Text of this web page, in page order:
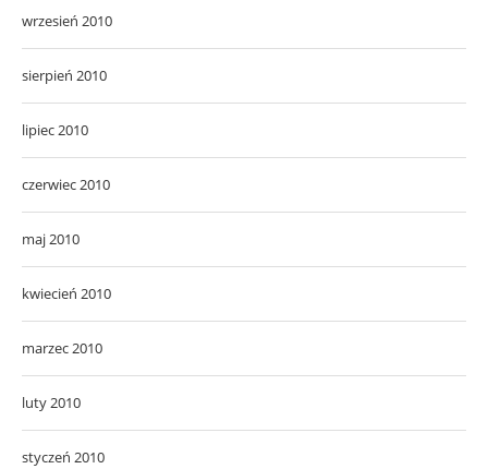
wrzesień 2010
sierpień 2010
lipiec 2010
czerwiec 2010
maj 2010
kwiecień 2010
marzec 2010
luty 2010
styczeń 2010